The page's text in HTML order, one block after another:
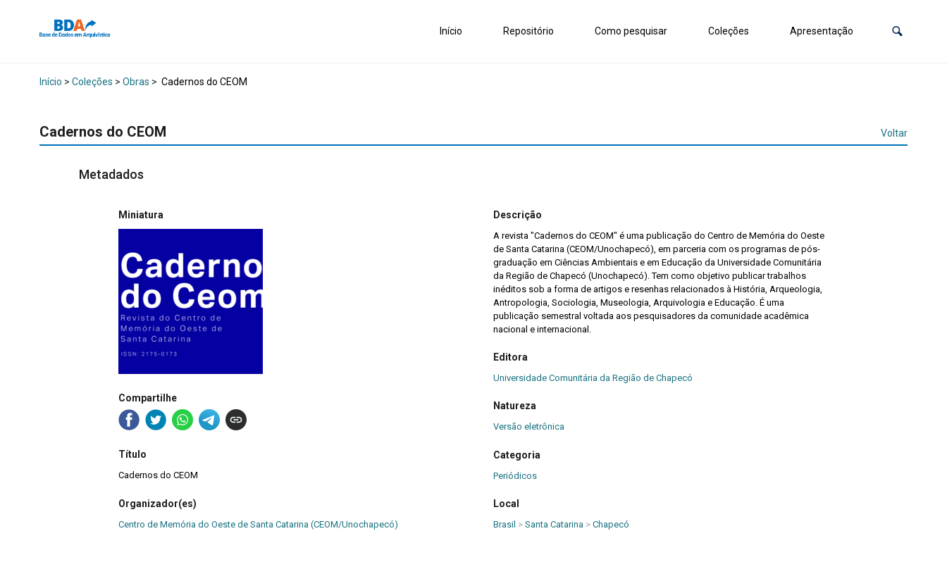
Início Repositório Como pesquisar Coleções Apresentação
Início > Coleções > Obras > Cadernos do CEOM
Cadernos do CEOM Voltar
Metadados
Miniatura
Compartilhe
Título
Cadernos do CEOM
Organizador(es)
Centro de Memória do Oeste de Santa Catarina (CEOM/Unochapecó)
Descrição
A revista "Cadernos do CEOM" é uma publicação do Centro de Memória do Oeste
de Santa Catarina (CEOM/Unochapecó), em parceria com os programas de pós-
graduação em Ciências Ambientais e em Educação da Universidade Comunitária
da Região de Chapecó (Unochapecó). Tem como objetivo publicar trabalhos
inéditos sob a forma de artigos e resenhas relacionados à História, Arqueologia,
Antropologia, Sociologia, Museologia, Arquivologia e Educação. É uma
publicação semestral voltada aos pesquisadores da comunidade acadêmica
nacional e internacional.
Editora
Universidade Comunitária da Região de Chapecó
Natureza
Versão eletrônica
Categoria
Periódicos
Local
Brasil > Santa Catarina > Chapecó